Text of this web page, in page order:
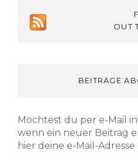
OUT
BEITRÄGE
Möchtest du per e-Mail
wenn ein neuer Beitrag
hier deine e-Mail-Adresse